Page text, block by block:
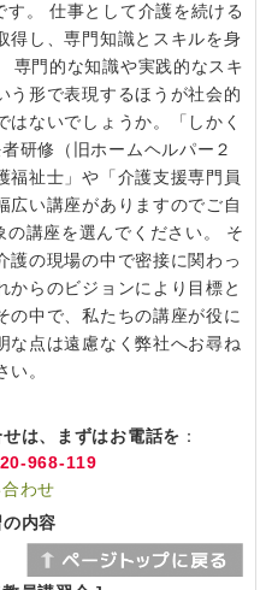
。 仕事として介護を続ける
得し、専門知識とスキルを身
専門的な知識や実践的なスキ
う形で表現するほうが社会的
はないでしょうか。「しかく
研修（旧ホームヘルパー２
福祉士」や「介護支援専門員
広い講座がありますのでご自
講座を選んでください。 そ
護の現場の中で密接に関わっ
からのビジョンにより目標と
の中で、私たちの講座が役に
な点は遠慮なく弊社へお尋ね
い。
は、まずはお電話を ：
968-119
わせ
内容